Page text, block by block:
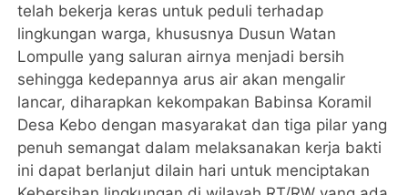
telah bekerja keras untuk peduli terhadap
lingkungan warga, khususnya Dusun Watan
Lompulle yang saluran airnya menjadi bersih
sehingga kedepannya arus air akan mengalir
lancar, diharapkan kekompakan Babinsa Koramil
Desa Kebo dengan masyarakat dan tiga pilar yang
penuh semangat dalam melaksanakan kerja bakti
ini dapat berlanjut dilain hari untuk menciptakan